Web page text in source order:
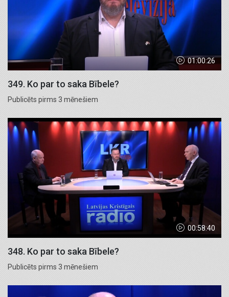
01:00:26
349. Ko par to saka Bībele?
Publicēts pirms 3 mēnešiem
00:58:40
348. Ko par to saka Bībele?
Publicēts pirms 3 mēnešiem